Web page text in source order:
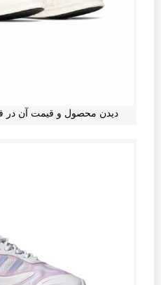
دیدن محصول و قیمت آن در